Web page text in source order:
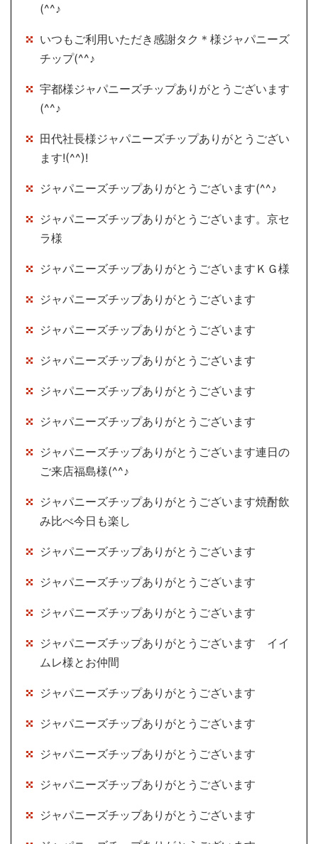
(^^♪
いつもご利用いただき感謝タク＊様ジャパニーズ
チップ(^^♪
宇都様ジャパニーズチップありがとうございます
(^^♪
田代社長様ジャパニーズチップありがとうござい
ます!(^^)!
ジャパニーズチップありがとうございます(^^♪
ジャパニーズチップありがとうございます。京セ
ラ様
ジャパニーズチップありがとうございますＫＧ様
ジャパニーズチップありがとうございます
ジャパニーズチップありがとうございます
ジャパニーズチップありがとうございます
ジャパニーズチップありがとうございます
ジャパニーズチップありがとうございます
ジャパニーズチップありがとうございます連日の
ご来店福島様(^^♪
ジャパニーズチップありがとうございます焼酎飲
み比べ今日も楽し
ジャパニーズチップありがとうございます
ジャパニーズチップありがとうございます
ジャパニーズチップありがとうございます
ジャパニーズチップありがとうございます イイ
ムレ様とお仲間
ジャパニーズチップありがとうございます
ジャパニーズチップありがとうございます
ジャパニーズチップありがとうございます
ジャパニーズチップありがとうございます
ジャパニーズチップありがとうございます